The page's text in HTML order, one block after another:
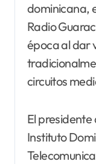
dominicana,
Radio
época al dar
circuitos
El presidente
Instituto